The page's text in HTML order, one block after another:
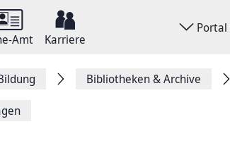
Amt Karriere
Bibliotheken & Archive